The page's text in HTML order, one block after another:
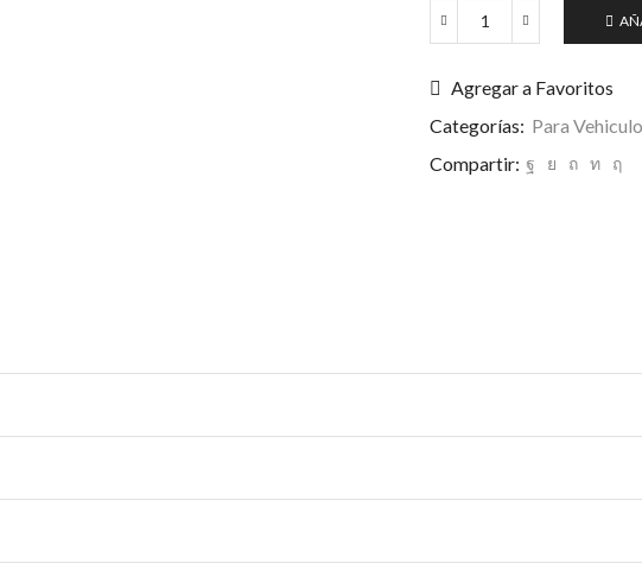
Adhesivo
Auto
Tunin
Pegotin
Agregar a Favoritos
Categorías: Para
Compartir: